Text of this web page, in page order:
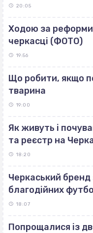
20:05
Ходою за реформи
черкасці (ФОТО)
19:56
Що робити, якщо
тварина
19:00
Як живуть і
та реєстр на
18:20
Черкаський бренд
благодійних
18:07
Попрощалися із